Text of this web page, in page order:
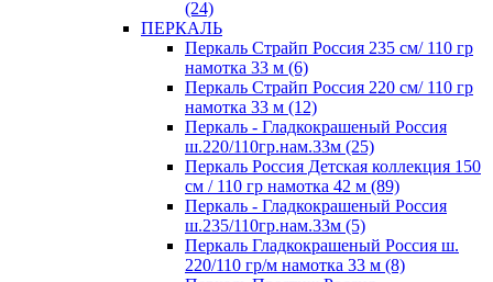
(24)
ПЕРКАЛЬ
Перкаль Страйп Россия 235 см/ 110 гр
намотка 33 м (6)
Перкаль Страйп Россия 220 см/ 110 гр
намотка 33 м (12)
Перкаль - Гладкокрашеный Россия
ш.220/110гр.нам.33м (25)
Перкаль Россия Детская коллекция 150
см / 110 гр намотка 42 м (89)
Перкаль - Гладкокрашеный Россия
ш.235/110гр.нам.33м (5)
Перкаль Гладкокрашеный Россия ш.
220/110 гр/м намотка 33 м (8)